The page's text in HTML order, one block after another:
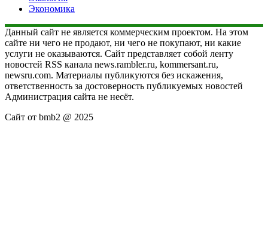
Экономика
Данный сайт не является коммерческим проектом. На этом
сайте ни чего не продают, ни чего не покупают, ни какие
услуги не оказываются. Сайт представляет собой ленту
новостей RSS канала news.rambler.ru, kommersant.ru,
newsru.com. Материалы публикуются без искажения,
ответственность за достоверность публикуемых новостей
Администрация сайта не несёт.
Сайт от bmb2 @ 2025